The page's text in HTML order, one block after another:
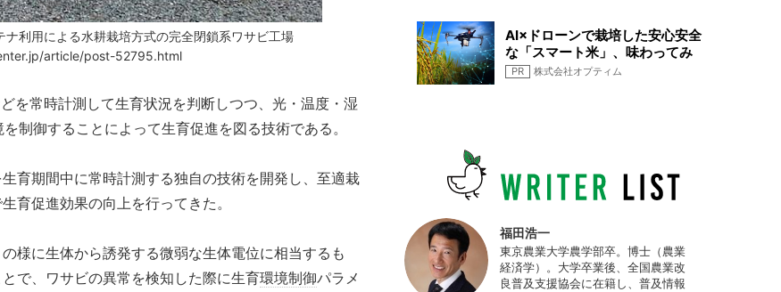
利用による水耕栽培方式の完全閉鎖系ワサビ工場
article/post-52795.html
を常時計測して生育状況を判断しつつ、光・温度・湿
制御することによって生育促進を図る技術である。
育期間中に常時計測する独自の技術を開発し、至適栽
育促進効果の向上を行ってきた。
様に生体から誘発する微弱な生体電位に相当するも
で、ワサビの異常を検知した際に生育環境制御パラメ
AI×ドローンで栽培した安心安全
な「スマート米」、味わってみ
ませんか
PR 株式会社オプティム
福田浩一
東京農業大学農学部卒。博士（農業
経済学）。大学卒業後、全国農業改
良普及支援協会に在籍し、普及情報